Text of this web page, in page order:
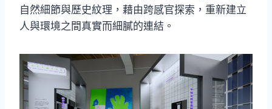
自然細節與歷史紋理，藉由跨感官探索，重新建立
人與環境之間真實而細膩的連結。